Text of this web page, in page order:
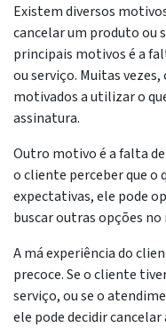
Existem diversos
cancelar um produto ou
principais motivos é a
ou serviço. Muitas
motivados a utilizar o
assinatura.
Outro motivo é a falta
o cliente perceber que o
expectativas, ele pode
buscar outras opções no
A má experiência do
precoce. Se o cliente
serviço, ou se o
ele pode decidir cancelar